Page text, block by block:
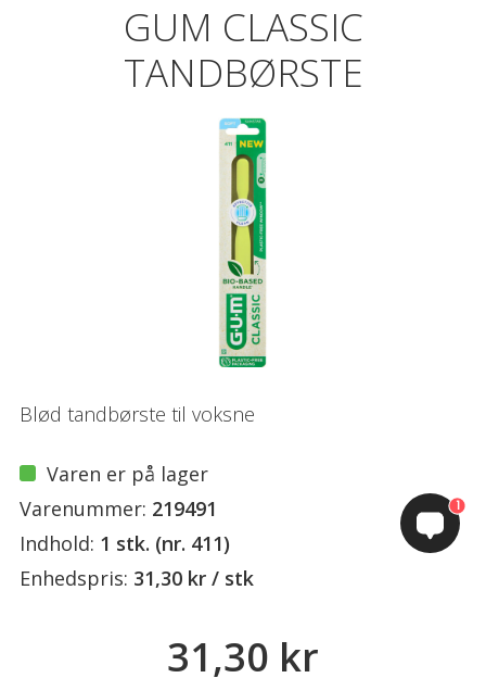
GUM CLASSIC
TANDBØRSTE
Blød tandbørste til voksne
Varen er på lager
Varenummer: 219491
Indhold: 1 stk. (nr. 411)
Enhedspris: 31,30 kr / stk
31,30 kr
1